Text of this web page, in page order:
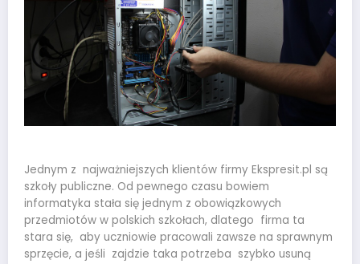
Jednym z najważniejszych klientów firmy Ekspresit.pl są
szkoły publiczne. Od pewnego czasu bowiem
informatyka stała się jednym z obowiązkowych
przedmiotów w polskich szkołach, dlatego firma ta
stara się, aby uczniowie pracowali zawsze na sprawnym
sprzęcie, a jeśli zajdzie taka potrzeba szybko usuną